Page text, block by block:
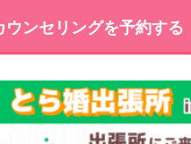
ウンセリングを予約する